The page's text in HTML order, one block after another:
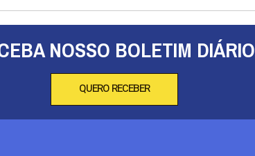
NOSSO BOLETIM DIÁRIO
QUERO RECEBER